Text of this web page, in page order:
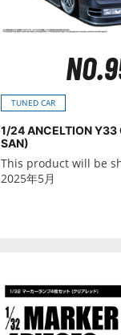
TUNED CAR
1/24 ANCELTION
SAN)
This product will be
2025年5月